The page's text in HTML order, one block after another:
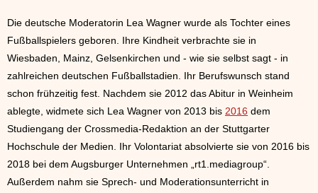
Die deutsche Moderatorin Lea Wagner wurde als Tochter eines
Fußballspielers geboren. Ihre Kindheit verbrachte sie in
Wiesbaden, Mainz, Gelsenkirchen und - wie sie selbst sagt - in
zahlreichen deutschen Fußballstadien. Ihr Berufswunsch stand
schon frühzeitig fest. Nachdem sie 2012 das Abitur in Weinheim
ablegte, widmete sich Lea Wagner von 2013 bis 2016 dem
Studiengang der Crossmedia-Redaktion an der Stuttgarter
Hochschule der Medien. Ihr Volontariat absolvierte sie von 2016 bis
2018 bei dem Augsburger Unternehmen „rt1.mediagroup“.
Außerdem nahm sie Sprech- und Moderationsunterricht in